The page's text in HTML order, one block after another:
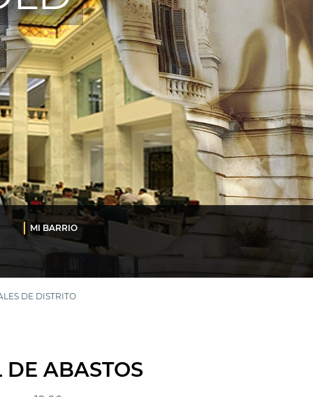
MI BARRIO
DE DISTRITO
ABASTOS